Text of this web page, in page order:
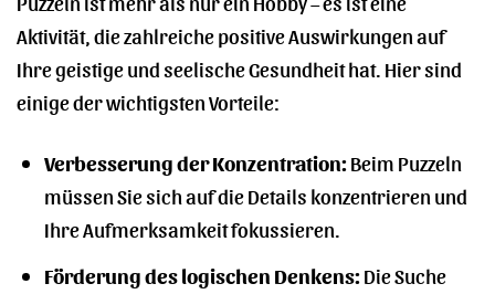
Aktivität, die zahlreiche positive Auswirkungen auf
Ihre geistige und seelische Gesundheit hat. Hier sind
einige der wichtigsten Vorteile:
Verbesserung der Konzentration:Beim Puzzeln
müssen Sie sich auf die Details konzentrieren und
Ihre Aufmerksamkeit fokussieren.
Förderung des logischen Denkens:Die Suche